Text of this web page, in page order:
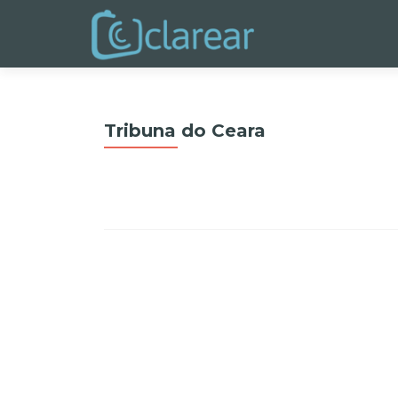
Tribuna do Ceara